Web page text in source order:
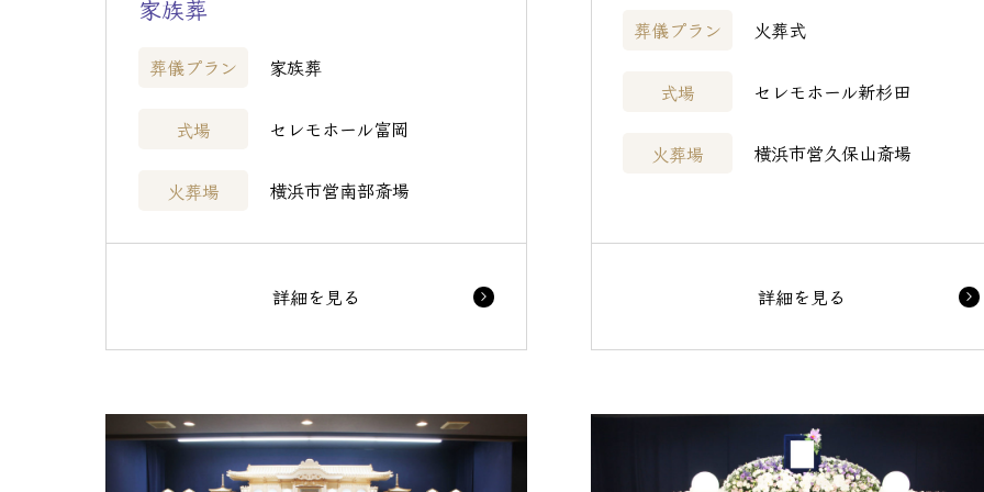
家族葬
葬儀プラン 家族葬
式場 セレモホール富岡
火葬場 横浜市営南部斎場
詳細を見る
葬儀プラン 火葬式
式場 セレモホール新杉田
火葬場 横浜市営久保山斎場
詳細を見る